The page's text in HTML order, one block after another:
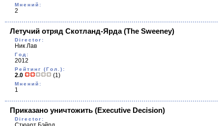
Мнений:
2
Летучий отряд Скотланд-Ярда(The Sweeney)
Director:
Ник Лав
Год:
2012
Рейтинг (Гол.):
2.0 (1)
Мнений:
1
Приказано уничтожить (Executive Decision)
Director: